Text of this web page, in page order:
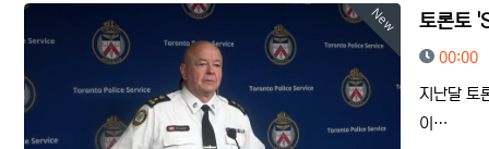
New 토론토
등록일
00:00
지난달 토
이…